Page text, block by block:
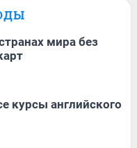
мира без
курсы английского